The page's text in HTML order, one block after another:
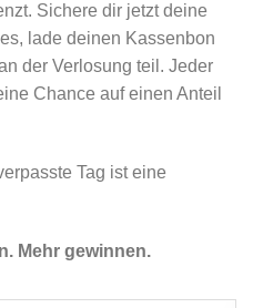
Sichere dir jetzt deine
lade deinen Kassenbon
der Verlosung teil. Jeder
Chance auf einen Anteil
Tag ist eine
Mehr gewinnen.